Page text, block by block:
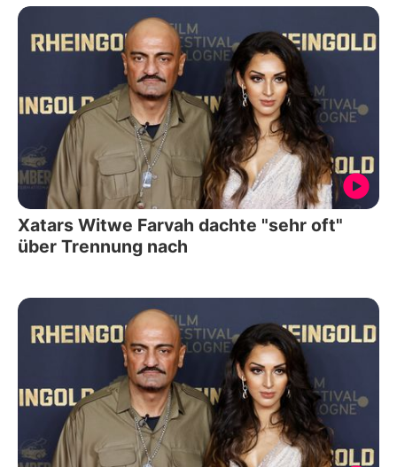
Xatars Witwe Farvah dachte "sehr oft"
über Trennung nach